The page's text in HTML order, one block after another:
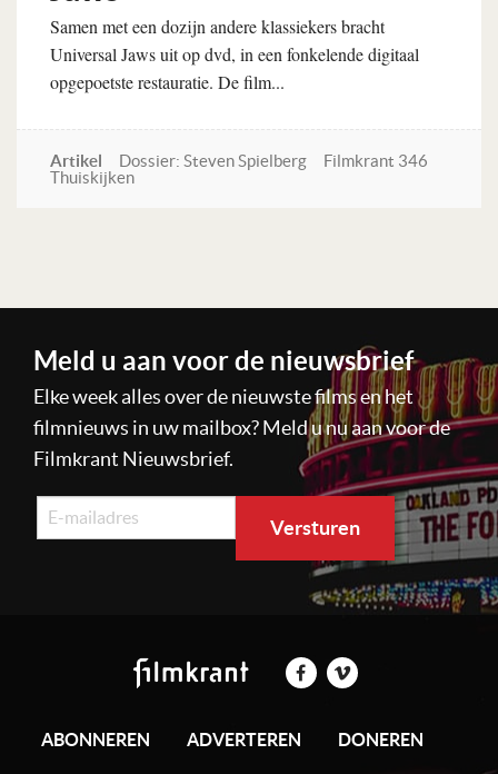
Samen met een dozijn andere klassiekers bracht
Universal Jaws uit op dvd, in een fonkelende digitaal
opgepoetste restauratie. De film...
Artikel Dossier: Steven Spielberg
Filmkrant 346
Thuiskijken
Meld u aan voor de nieuwsbrief
Elke week alles over de nieuwste films en het
filmnieuws in uw mailbox? Meld u nu aan voor de
Filmkrant Nieuwsbrief.
ABONNEREN ADVERTEREN DONEREN